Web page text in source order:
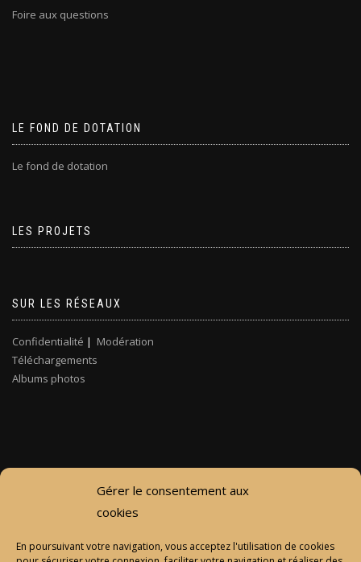
Gérer le consentement aux
cookies
En poursuivant votre navigation, vous acceptez l'utilisation de cookies
Foire aux questions
LE FOND DE DOTATION
Le fond de dotation
LES PROJETS
SUR LES RÉSEAUX
Confidentialité | Modération
Téléchargements
Albums photos